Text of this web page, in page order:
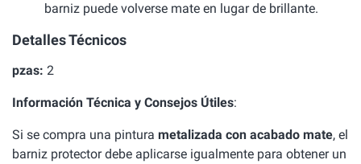
barniz puede volverse mate en lugar de brillante.
Detalles Técnicos
pzas: 2
Información Técnica y Consejos Útiles:
Si se compra una pintura metalizada con acabado mate, el
barniz protector debe aplicarse igualmente para obtener un